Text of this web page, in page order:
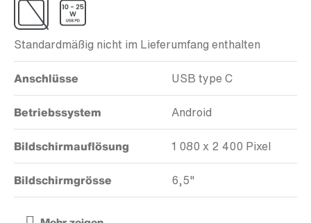
Standardmäßig nicht im Lieferumfang enthalten
Anschlüsse USB type C
Betriebssystem Android
Bildschirmauflösung 1 080 x 2 400 Pixel
Bildschirmgrösse 6,5"